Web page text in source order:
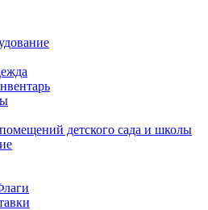
детского сада и школы